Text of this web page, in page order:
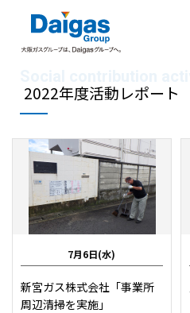
EN / JP
Daigas STUDIO
社会貢献
技術開発
2022年度活動レポート
7月6日(水)
新宮ガス株式会社「事業所
周辺清掃を実施」